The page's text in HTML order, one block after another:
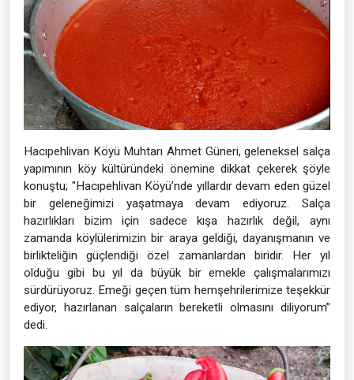
Hacıpehlivan Köyü Muhtarı Ahmet Güneri, geleneksel salça
yapımının köy kültüründeki önemine dikkat çekerek şöyle
konuştu; "Hacıpehlivan Köyü’nde yıllardır devam eden güzel
bir geleneğimizi yaşatmaya devam ediyoruz. Salça
hazırlıkları bizim için sadece kışa hazırlık değil, aynı
zamanda köylülerimizin bir araya geldiği, dayanışmanın ve
birlikteliğin güçlendiği özel zamanlardan biridir. Her yıl
olduğu gibi bu yıl da büyük bir emekle çalışmalarımızı
sürdürüyoruz. Emeği geçen tüm hemşehrilerimize teşekkür
ediyor, hazırlanan salçaların bereketli olmasını diliyorum”
dedi.